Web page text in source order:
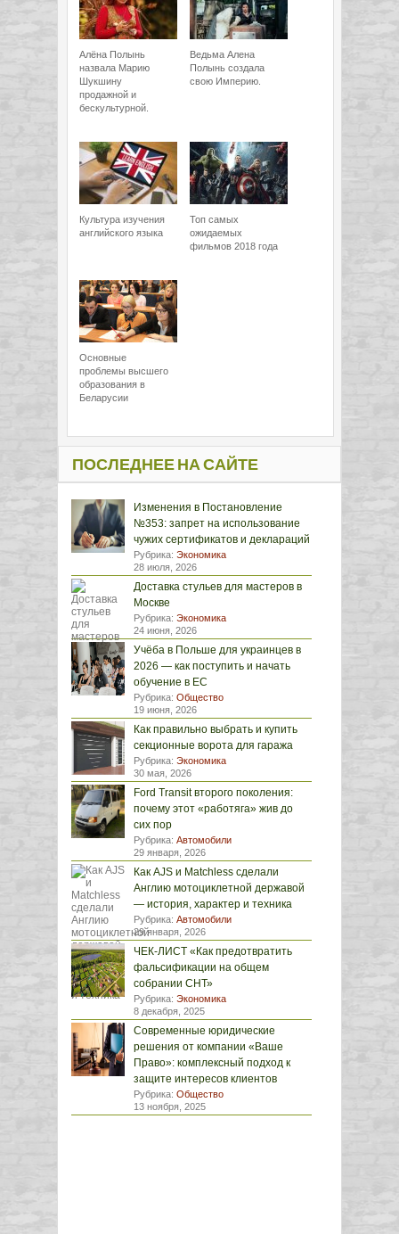
Алёна Полынь
назвала Марию
Шукшину
продажной и
бескультурной.
Ведьма Алена
Полынь создала
свою Империю.
Культура изучения
английского языка
Топ самых
ожидаемых
фильмов 2018 года
Основные
проблемы высшего
образования в
Беларусии
ПОСЛЕДНЕЕ НА САЙТЕ
Изменения в Постановление
№353: запрет на использование
чужих сертификатов и деклараций
Рубрика: Экономика
28 июля, 2026
Доставка стульев для мастеров в
Москве
Рубрика: Экономика
24 июня, 2026
Учёба в Польше для украинцев в
2026 — как поступить и начать
обучение в ЕС
Рубрика: Общество
19 июня, 2026
Как правильно выбрать и купить
секционные ворота для гаража
Рубрика: Экономика
30 мая, 2026
Ford Transit второго поколения:
почему этот «работяга» жив до
сих пор
Рубрика: Автомобили
29 января, 2026
Как AJS и Matchless сделали
Англию мотоциклетной державой
— история, характер и техника
Рубрика: Автомобили
29 января, 2026
ЧЕК-ЛИСТ «Как предотвратить
фальсификации на общем
собрании СНТ»
Рубрика: Экономика
8 декабря, 2025
Современные юридические
решения от компании «Ваше
Право»: комплексный подход к
защите интересов клиентов
Рубрика: Общество
13 ноября, 2025